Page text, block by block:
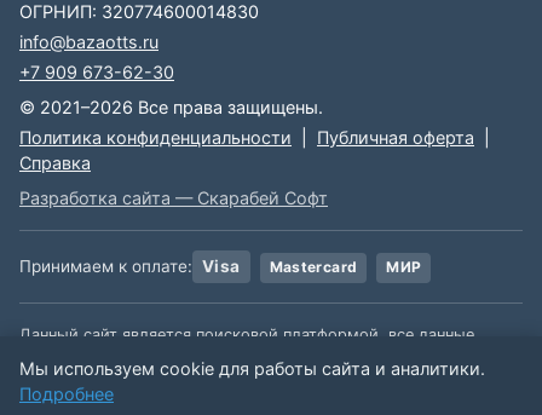
ОГРНИП: 320774600014830
info@bazaotts.ru
+7 909 673-62-30
© 2021–2026 Все права защищены.
Политика конфиденциальности
Публичная оферта
Справка
Разработка сайта — Скарабей Софт
Принимаем к оплате: Visa Mastercard МИР
Данный сайт является поисковой платформой, все данные,
несем ответственности за содержимое данной информации.
Мы используем cookie для работы сайта и аналитики.
Подробнее